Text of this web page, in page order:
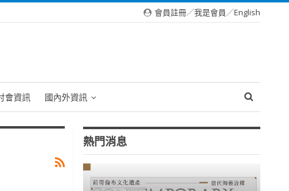
會員註冊／我是會員／English
會資訊 國內外資訊
熱門消息